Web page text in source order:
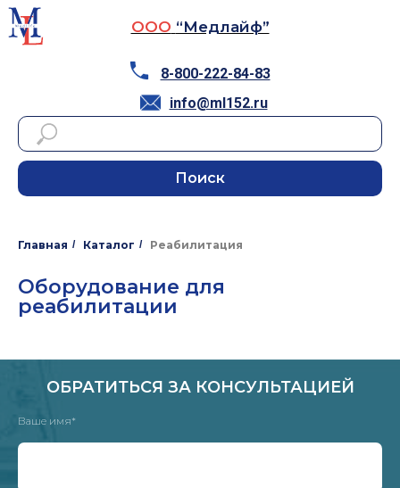
ООО “Медлайф”
info@ml152.ru
8-800-222-84-83
Поиск
Главная / Каталог / Реабилитация
Оборудование для
реабилитации
ОБРАТИТЬСЯ ЗА КОНСУЛЬТАЦИЕЙ
Ваше имя*